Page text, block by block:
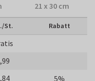
21 x 30 cm
St. Rabatt
5%